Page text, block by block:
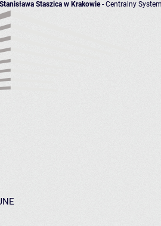
Staszica w Krakowie- Centralny